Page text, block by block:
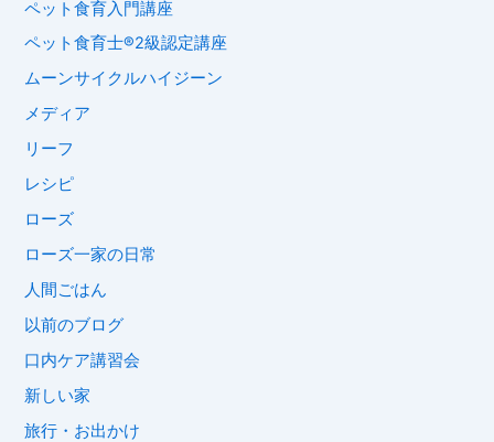
ペット食育入門講座
ペット食育士®︎2級認定講座
ムーンサイクルハイジーン
メディア
リーフ
レシピ
ローズ
ローズ一家の日常
人間ごはん
以前のブログ
口内ケア講習会
新しい家
旅行・お出かけ